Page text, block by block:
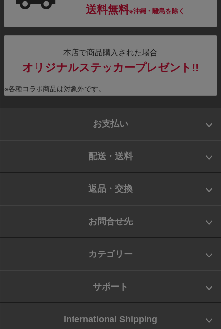
送料無料※沖縄・離島を除く
本店で商品購入された場合
オリジナルステッカープレゼント!!
※各種コラボ商品は対象外です。
お支払い
配送・送料
返品・交換
お問合せ先
カテゴリー
サポート
International Shipping